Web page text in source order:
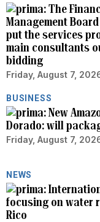
The
Management
put the services
main consultants
bidding
Friday, August 7,
BUSINESS
New
Dorado: will
Friday, August 7,
NEWS
focusing on water
Rico